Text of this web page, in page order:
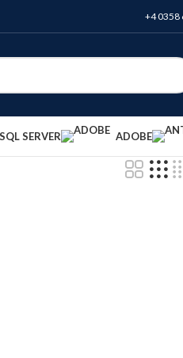
+4 0358
SQL SERVER ADOBE